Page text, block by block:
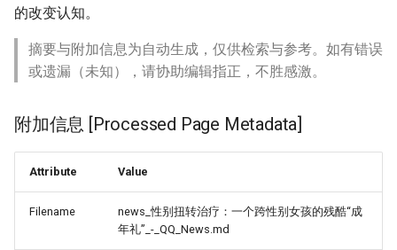
的改变认知。
摘要与附加信息为自动生成，仅供检索与参考。如有错误
或遗漏（未知），请协助编辑指正，不胜感激。
附加信息 [Processed Page Metadata]
Attribute Value
Filename
news_性别扭转治疗：一个跨性别女孩的残酷“成
年礼”_-_QQ_News.md